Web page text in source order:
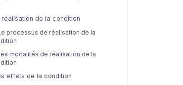
réalisation de la condition
processus de réalisation de la
modalités de réalisation de la
effets de la condition